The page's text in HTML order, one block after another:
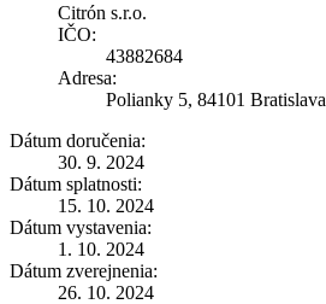
Citrón s.r.o.
IČO:
43882684
Adresa:
Polianky 5, 84101 Bratislava
Dátum doručenia:
30. 9. 2024
Dátum splatnosti:
15. 10. 2024
Dátum vystavenia:
1. 10. 2024
Dátum zverejnenia:
26. 10. 2024